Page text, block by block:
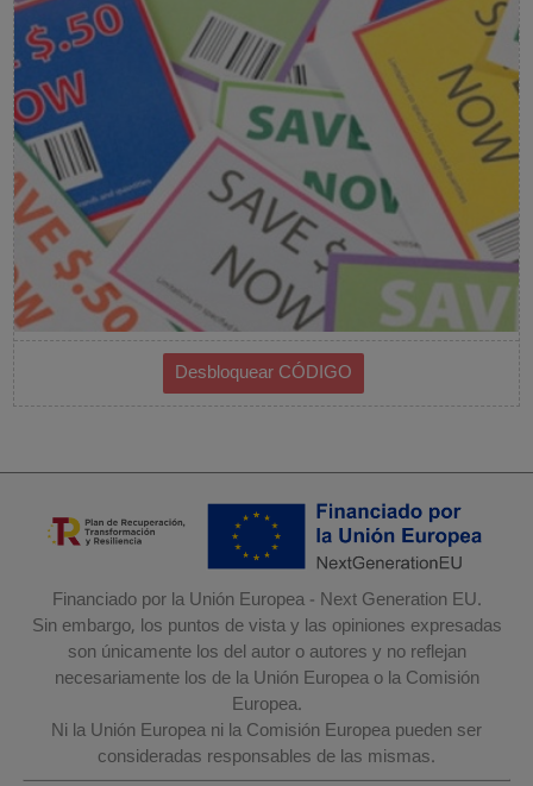
Financiado por la Unión Europea - Next Generation EU.
Sin embargo, los puntos de vista y las opiniones expresadas
son únicamente los del autor o autores y no reflejan
necesariamente los de la Unión Europea o la Comisión
Europea.
Ni la Unión Europea ni la Comisión Europea pueden ser
consideradas responsables de las mismas.